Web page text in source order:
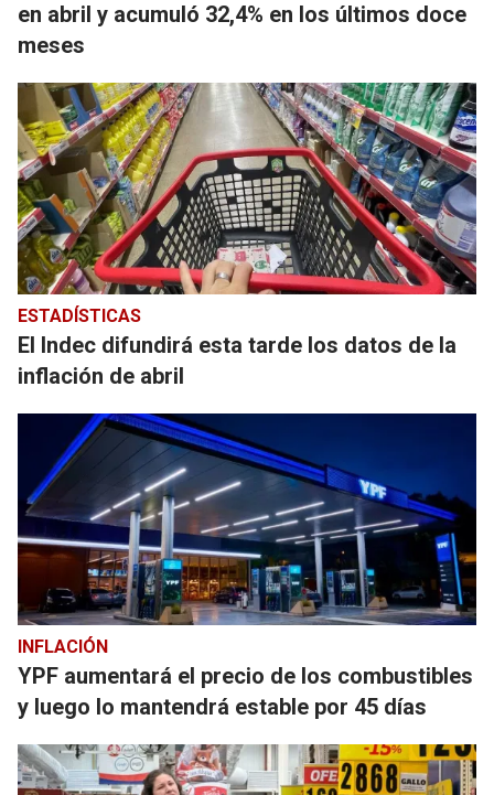
en abril y acumuló 32,4% en los últimos doce
meses
ESTADÍSTICAS
El Indec difundirá esta tarde los datos de la
inflación de abril
INFLACIÓN
YPF aumentará el precio de los combustibles
y luego lo mantendrá estable por 45 días